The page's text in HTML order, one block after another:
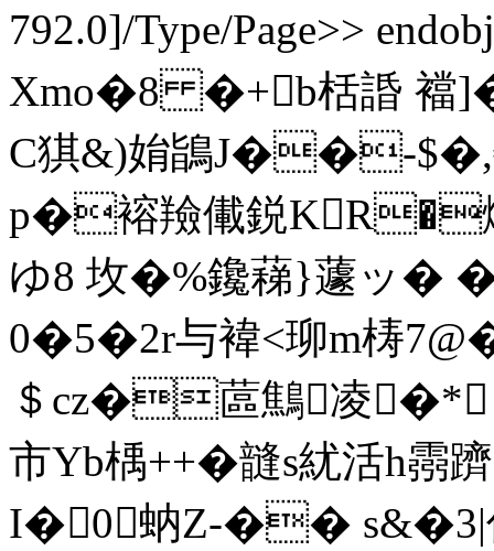
792.0]/Type/Page>>
Xmo�8 �+b栝諙 襠]�-
C猉&)姢鴲J��-
p�褣羷儎鋭
ゆ8 坆�%鑱蕛}蘧ッ
0�5�2r与褘<珋m梼
＄cz�蓲鷦凌�*
市Yb楀++�韼s紌活h霛
I�0蚋Z-�� s&�3|